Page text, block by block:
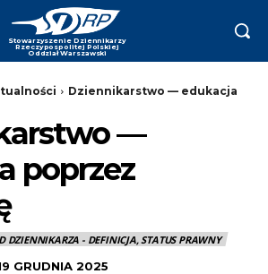
Dziennikarstwo — edukacja
—
poprzez
DZIENNIKARZA - DEFINICJA, STATUS PRAWNY
GRUDNIA 2025